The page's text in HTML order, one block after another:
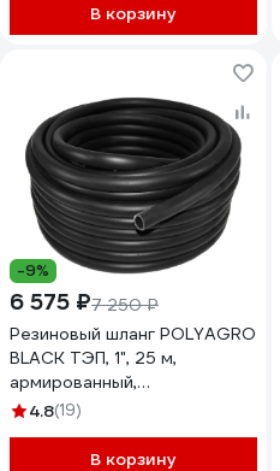
В корзину
-9%
6 575 ₽7 250 ₽
Резиновый шланг POLYAGRO
BLACK ТЭП, 1", 25 м,
армированный,
морозостойкий 7558825
4.8(19)
В корзину